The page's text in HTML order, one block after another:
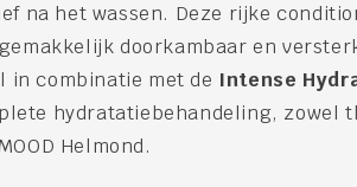
na het wassen. Deze rijke
doorkambaar en
combinatie met de Intense
hydratatiebehandeling, zowel
Helmond.